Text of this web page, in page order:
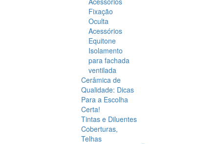
Fixação
Oculta
Acessórios
Equitone
Isolamento
para fachada
ventilada
Cerâmica de
Qualidade: Dicas
Para a Escolha
Certa!
Tintas e Diluentes
Coberturas,
Telhas